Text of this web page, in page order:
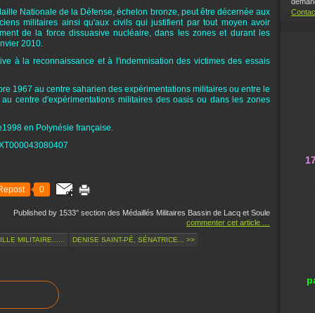
Nationale de la Défense, échelon bronze, peut être décernée aux
militaires ainsi qu'aux civils qui justifient par tout moyen avoir
de la force dissuasive nucléaire, dans les zones et durant les
2010.
à la reconnaissance et à l'indemnisation des victimes des essais
1967 au centre saharien des expérimentations militaires ou entre le
centre d'expérimentations militaires des oasis ou dans les zones
en Polynésie française.
0
Published by 1533° section des Médaillés Militaires Bassin de Lacq et Soule
commenter cet article
MILITAIRE...... DENISE SAINT-PÉ, SÉNATRICE... >>